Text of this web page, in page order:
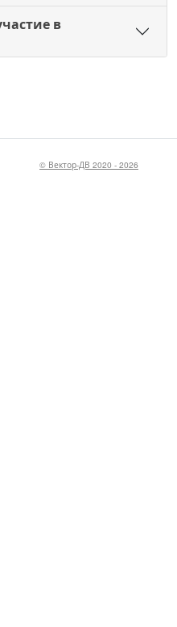
в
© Вектор-ДВ 2020 - 2026